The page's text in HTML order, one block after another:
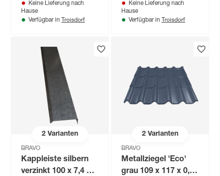
Keine Lieferung nach
Hause
Verfügbar in Troisdorf
Keine Lieferung nach
Hause
Verfügbar in Troisdorf
2Varianten
BRAVO
Kappleiste silbern
verzinkt 100 x 7,4 x
2Varianten
BRAVO
Metallziegel 'Eco'
grau 109 x 117 x 0,04